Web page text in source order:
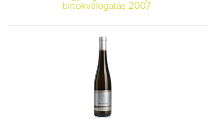
birtokválogatás 2007